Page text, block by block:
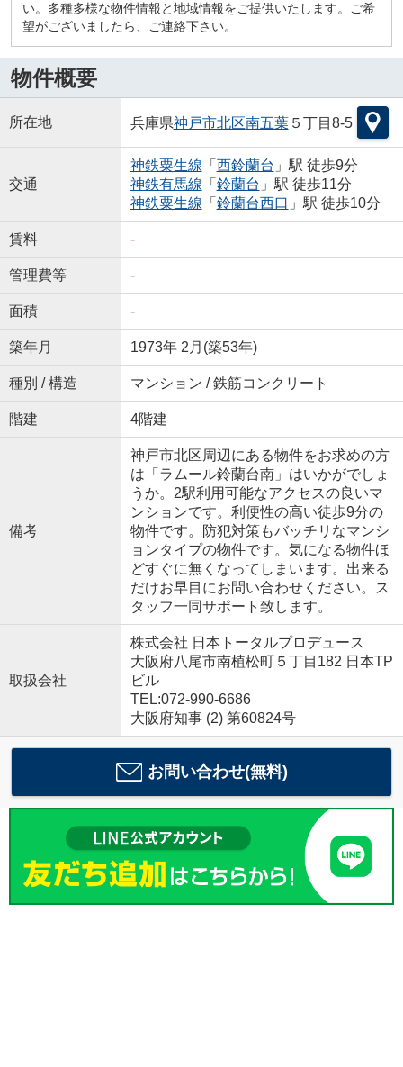
い。多種多様な物件情報と地域情報をご提供いたします。ご希
望がございましたら、ご連絡下さい。
物件概要
所在地 兵庫県神戸市北区南五葉５丁目8-5
交通
神鉄粟生線 「 西鈴蘭台 」駅 徒歩9分
神鉄有馬線 「 鈴蘭台 」駅 徒歩11分
神鉄粟生線 「 鈴蘭台西口 」駅 徒歩10分
賃料 -
管理費等 -
面積 -
築年月 1973年 2月(築53年)
種別 / 構造 マンション / 鉄筋コンクリート
階建 4階建
備考
神戸市北区周辺にある物件をお求めの方
は「ラムール鈴蘭台南」はいかがでしょ
うか。2駅利用可能なアクセスの良いマ
ンションです。利便性の高い徒歩9分の
物件です。防犯対策もバッチリなマンシ
ョンタイプの物件です。気になる物件ほ
どすぐに無くなってしまいます。出来る
だけお早目にお問い合わせください。ス
タッフ一同サポート致します。
取扱会社
株式会社 日本トータルプロデュース
大阪府八尾市南植松町５丁目182 日本TP
ビル
TEL:072-990-6686
大阪府知事 (2) 第60824号
お問い合わせ(無料)